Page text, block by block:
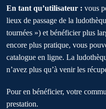
En tant qu’utilisateur : vous
lieux de passage de la
tournées ») et bénéficier plus
encore plus pratique, vous
catalogue en ligne. La
n’avez plus qu’à venir les
Pour en bénéficier, votre
prestation.